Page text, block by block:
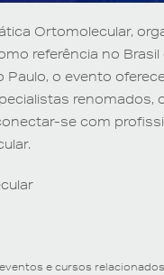
Ortomolecular,
referência no
Paulo, o evento
renomados,
se com
e cursos